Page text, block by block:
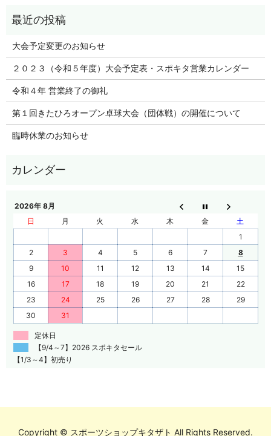
大会予定変更のお知らせ
２０２３（令和５年度）大会予定表・スポキタ営業カレンダー
令和４年 営業終了の御礼
第１回きたひろオープン卓球大会（団体戦）の開催について
臨時休業のお知らせ
2026年 8月
日
月 火 水 木 金
土
1
2
3 4 5 6 7
8
9
10 11 12 13 14
15
16
17 18 19 20 21
22
23
24 25 26 27 28
29
30
31
定休日
【9/4～7】2026 スポキタセール
【1/3～4】初売り
Copyright © スポーツショップキタザト All Rights Reserved.